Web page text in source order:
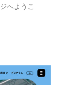
へようこ